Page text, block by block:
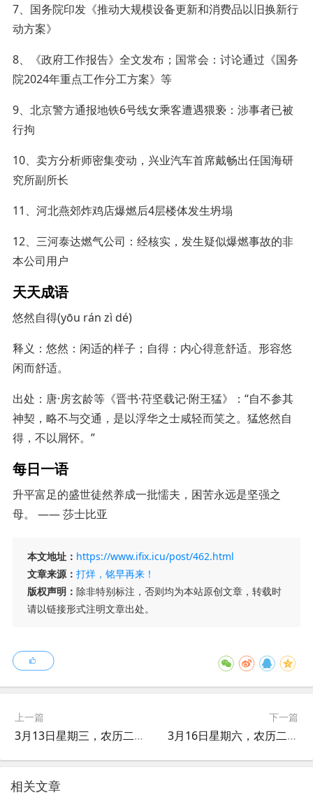
7、国务院印发《推动大规模设备更新和消费品以旧换新行
动方案》
8、《政府工作报告》全文发布；国常会：讨论通过《国务
院2024年重点工作分工方案》等
9、北京警方通报地铁6号线女乘客遭遇猥亵：涉事者已被
行拘
10、卖方分析师密集变动，兴业汽车首席戴畅出任国海研
究所副所长
11、河北燕郊炸鸡店爆燃后4层楼体发生坍塌
12、三河泰达燃气公司：经核实，发生疑似爆燃事故的非
本公司用户
天天成语
悠然自得(yōu rán zì dé)
释义：悠然：闲适的样子；自得：内心得意舒适。形容悠
闲而舒适。
出处：唐·房玄龄等《晋书·苻坚载记·附王猛》：“自不参其
神契，略不与交通，是以浮华之士咸轻而笑之。猛悠然自
得，不以屑怀。”
每日一语
升平富足的盛世徒然养成一批懦夫，困苦永远是坚强之
母。 —— 莎士比亚
本文地址： https://www.ifix.icu/post/462.html
文章来源： 打烊，铭早再来！
版权声明： 除非特别标注，否则均为本站原创文章，转载时
请以链接形式注明文章出处。
上一篇
3月13日星期三，农历二月月初四，工作愉快，平安喜乐
下一篇
3月16日星期六，农历二月月初七，周末愉快，平安喜乐
相关文章